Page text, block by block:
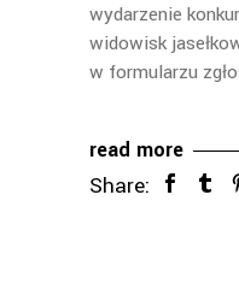
wydarzenie
widowisk
w formularzu
read more
Share: